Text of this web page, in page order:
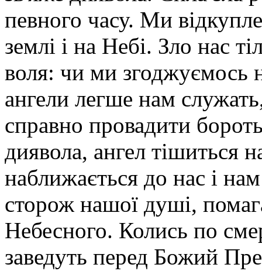
певного часу. Ми
землі і на Небі. Зло нас
воля: чи ми згоджуємось
ангели легше нам
справно провадити
диявола, ангел тішиться
наближається до нас і
сторож нашої душі,
Небесного. Колись по
заведуть перед Божий